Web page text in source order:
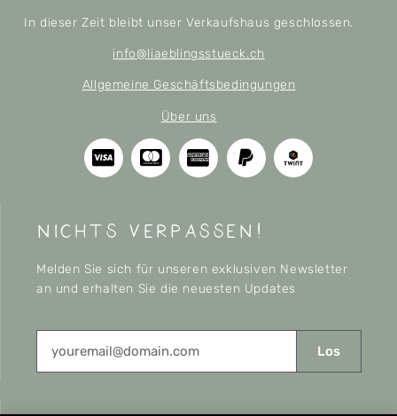
In dieser Zeit bleibt unser Verkaufshaus geschlossen.
info@liaeblingsstueck.ch
Allgemeine Geschäftsbedingungen
Über uns
nichts verpassen!
Melden Sie sich für unseren exklusiven Newsletter
an und erhalten Sie die neuesten Updates
Los